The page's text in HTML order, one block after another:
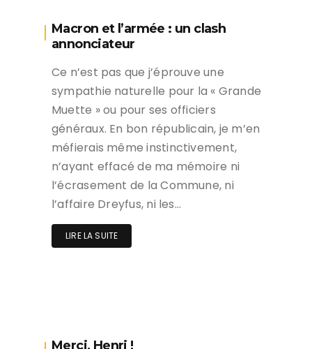
Macron et l’armée : un clash
annonciateur
Ce n’est pas que j’éprouve une
sympathie naturelle pour la « Grande
Muette » ou pour ses officiers
généraux. En bon républicain, je m’en
méfierais même instinctivement,
n’ayant effacé de ma mémoire ni
l’écrasement de la Commune, ni
l’affaire Dreyfus, ni les…
LIRE LA SUITE
Merci, Henri !